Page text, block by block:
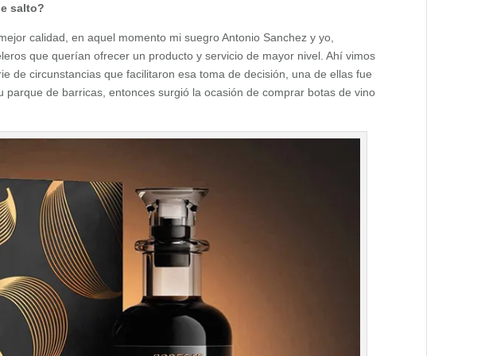
salto?
calidad, en aquel momento mi suegro Antonio Sanchez y yo,
que querían ofrecer un producto y servicio de mayor nivel. Ahí vimos
de circunstancias que facilitaron esa toma de decisión, una de ellas fue
de barricas, entonces surgió la ocasión de comprar botas de vino